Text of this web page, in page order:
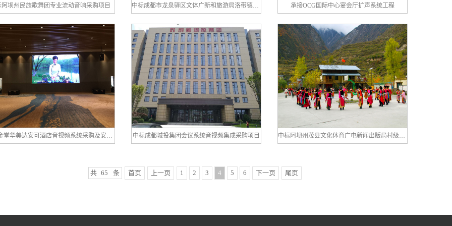
阿坝州民族歌舞团专业流动音响采购项目 中标成都市龙泉驿区文体广新和旅游局洛带镇公共文化设备采购项目 承接OCG国际中心宴会厅扩声系统工程
中标金堂华美达安可酒店音视频系统采购及安装工程 中标成都城投集团会议系统音视频集成采购项目 中标阿坝州茂县文化体育广电新闻出版局村级文化室和文化馆流动演出设施设备采购项目
共 65 条 首页 上一页 1 2 3 4 5 6 下一页 尾页